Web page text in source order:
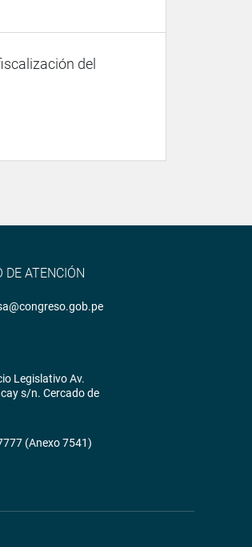
del
DE ATENCIÓN
Legislativo Av.
s/n. Cercado de
(Anexo 7541)